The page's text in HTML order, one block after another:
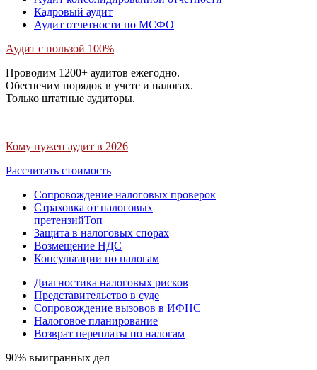
Кадровый аудит
Аудит отчетности по МСФО
Аудит с пользой 100%
Проводим 1200+ аудитов ежегодно.
Обеспечим порядок в учете и налогах.
Только штатные аудиторы.
Кому нужен аудит в 2026
Рассчитать стоимость
Сопровождение налоговых проверок
Страховка от налоговых
претензийТоп
Защита в налоговых спорах
Возмещение НДС
Консультации по налогам
Диагностика налоговых рисков
Представительство в суде
Сопровождение вызовов в ИФНС
Налоговое планирование
Возврат переплаты по налогам
90% выигранных дел